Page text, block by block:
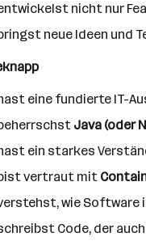
nicht nur
neue Ideen und
eine fundierte IT-
Java (oder
ein starkes
vertraut mit
wie
Code, der